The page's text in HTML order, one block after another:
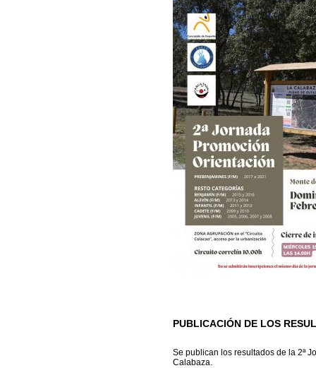
PUBLICACIÓN DE LOS
Se publican los resultados de la 2ª
Calabaza.